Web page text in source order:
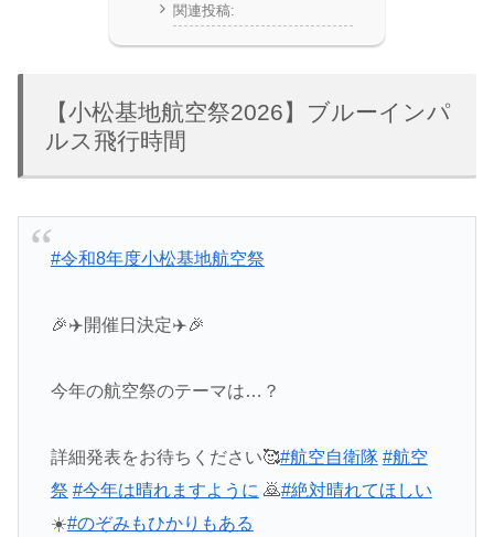
関連投稿:
【小松基地航空祭2026】ブルーインパ
ルス飛行時間
#令和8年度小松基地航空祭
🎉✈️開催日決定✈️🎉
今年の航空祭のテーマは…？
詳細発表をお待ちください🥰#航空自衛隊 #航空
祭 #今年は晴れますように 🙇#絶対晴れてほしい
☀️#のぞみもひかりもある